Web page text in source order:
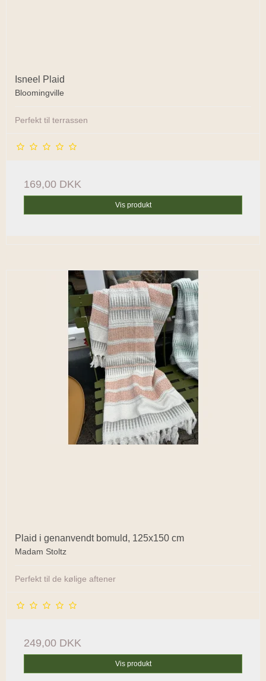
Isneel Plaid
Bloomingville
Perfekt til terrassen
169,00 DKK
Vis produkt
Plaid i genanvendt bomuld, 125x150 cm
Madam Stoltz
Perfekt til de kølige aftener
249,00 DKK
Vis produkt